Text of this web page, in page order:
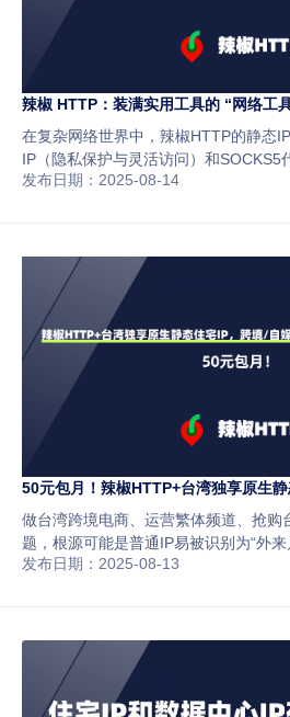
辣椒 HTTP：装满实用工具的 “网络工
在复杂网络世界中，辣椒HTTP的静态
IP（隐私保护与灵活访问）和SOCKS5
核心工具，能针对性解决无法访问、隐
发布日期：2025-08-14
50元包月！辣椒HTTP+台湾独享原生
的“网络身份证”升级指南
做台湾跨境电商、运营繁体频道、抢购
题，根源可能是普通IP易被识别为“外
宅IP可让网络身份“本地化”，辣椒
发布日期：2025-08-13